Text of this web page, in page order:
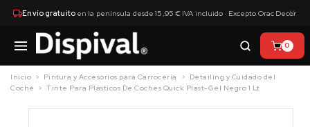
Envío gratuitoen la península desde 15,95 € IVA incluido · Excepto Orac Decor
×
0
Inicio Pintura y Accesorios para Carrocería
Detailing y Cuidado del
Coche
Tinte Para Plásticos De Coches Quick Plast-Gel Negro 1 Lt